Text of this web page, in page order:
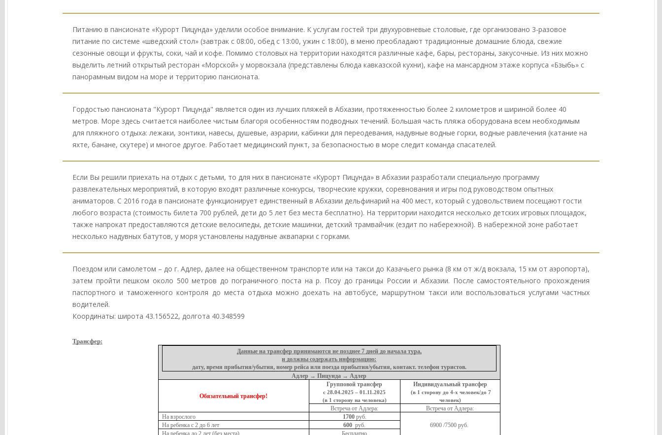
Питанию в пансионате «Курорт Пицунда» уделили особое внимание. К услугам гостей три двухуровневые столовые, где организовано 3-разовое
питание по системе «шведский стол» (завтрак с 08:00, обед с 13:00, ужин с 18:00), в меню преобладают традиционные домашние блюда, свежие
сезонные овощи и фрукты, соки, чай и кофе. Помимо столовых на территории находятся различные кафе, бары, рестораны, закусочные. Из них можно
выделить летний открытый ресторан «Морской» у морвокзала (представлены блюда кавказской кухни), кафе на мансардном этаже корпуса «Бзыбь» с
панорамным видом на море и территорию пансионата.
Гордостью пансионата "Курорт Пицунда" является один из лучших пляжей в Абхазии, протяженностью более 2 километров и шириной более 40
метров. Море здесь считается наиболее чистым благоря особенностям подводных течений. Большая часть пляжа оборудована всем необходимым
для пляжного отдыха: лежаки, зонтики, навесы, душевые, аэрарии, кабинки для переодевания, надувные водные горки, водные равлечения (катание на
яхте, банане, скутере) и многое другое. Работает медицинский пункт, за безопасностью в море следит команда спасателей.
Если Вы решили приехать на отдых с детьми, то для них в пансионате «Курорт Пицунда» в Абхазии разработали специальную программу
развлекательных мероприятий, в которую входят различные конкурсы, творческие кружки, соревнования и игры под руководством опытных
аниматоров. С 2016 года в пансионате функционирует единственный в Абхазии дельфинарий на 400 мест, который с удовольствием посещают гости
любого возраста (стоимость билета 700 рублей, дети до 5 лет без места бесплатно). На территории находится несколько детских игровых площадок,
также напрокат предоставляются детские велосипеды, детские машинки, детский трамвайчик (ездит по набережной). В набережной зоне работает
несколько надувных батутов, у моря установлены надувные аквапарки с горками.
Поездом или самолетом – до г. Адлер, далее на общественном транспорте или на такси до Казачьего рынка (8 км от ж/д вокзала, 15 км от аэропорта),
затем пройти пешком около 500 метров до пограничного поста на р. Псоу до границы России и Абхазии. После самостоятельного прохождения
паспортного и таможенного контроля до места отдыха можно доехать на автобусе, маршрутном такси или воспользоваться услугами частных
водителей.
Координаты: широта 43.156522, долгота 40.348599
Трансфер:
Данные на трансфер принимаются не позднее 7 дней до начала тура,
и должны содержать информацию:
дату, время прибытия/убытия, номер рейса или поезда прибытия/убытия, контакт. телефон туристов.
Адлер → Пицунда → Адлер
Обязательный трансфер!
Групповой трансфер
с 28.04.2025 – 01.11.2025
(в 1 сторону на человека)
Индивидуальный трансфер
(в 1 сторону до 4-х человек/до 7
человек)
Встреча от Адлера:
Встреча от Адлера:
На взрослого
1700руб.
6900 /7500 руб.
На ребенка с 2 до 6 лет 600 руб.